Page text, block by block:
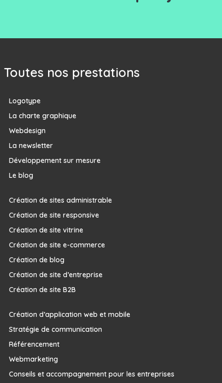
Toutes nos prestations
Logotype
La charte graphique
Webdesign
La newsletter
Développement sur mesure
Le blog
Création de sites administrable
Création de site responsive
Création de site vitrine
Création de site e-commerce
Création de blog
Création de site d’entreprise
Création de site B2B
Création d’application web et mobile
Stratégie de communication
Référencement
Webmarketing
Conseils et accompagnement pour les entreprises